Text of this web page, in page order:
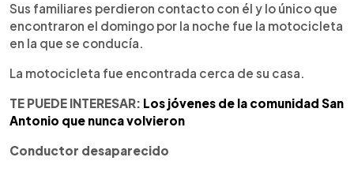
Sus familiares perdieron contacto con él y lo único que
encontraron el domingo por la noche fue la motocicleta
en la que se conducía.
La motocicleta fue encontrada cerca de su casa.
TE PUEDE INTERESAR: Los jóvenes de la comunidad San
Antonio que nunca volvieron
Conductor desaparecido